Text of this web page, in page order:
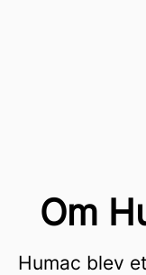
Om
Humac blev